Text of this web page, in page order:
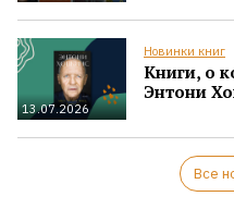
13.07.2026
Новинки книг
Книги, о
Энтони
Все